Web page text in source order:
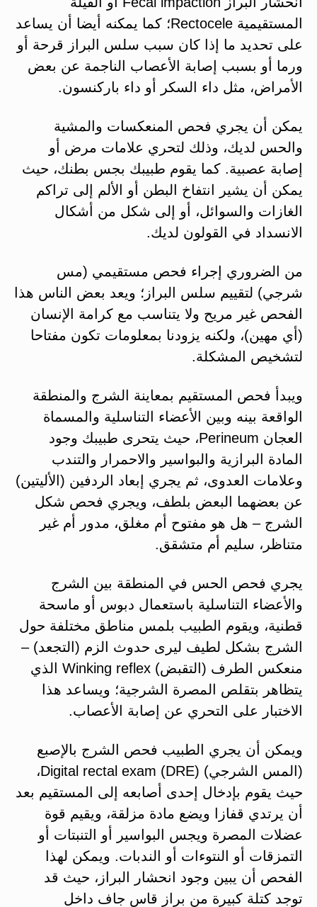
المستقيمية Rectocele؛ كما يمكنه أيضا أن يساعد
على تحديد ما إذا كان سبب سلس البراز قرحة أو
ورما أو بسبب إصابة الأعصاب الناجمة عن بعض
الأمراض، مثل داء السكر أو داء باركنسون.
يمكن أن يجري فحص المنعكسات والمشية
والحس لديك، وذلك لتحري علامات مرض أو
إصابة عصبية. كما يقوم طبيبك بجس بطنك، حيث
يمكن أن يشير انتفاخ البطن أو الألم إلى تراكم
الغازات والسوائل، أو إلى شكل من أشكال
الانسداد في القولون لديك.
من الضروري إجراء فحص مستقيمي (مس
شرجي) لتقييم سلس البراز؛ ويعد بعض الناس هذا
الفحص غير مريح ولا يتناسب مع كرامة الإنسان
(أي مهين)، ولكنه يزودنا بمعلومات تكون مفتاحا
لتشخيص المشكلة.
ويبدأ فحص المستقيم بمعاينة الشرج والمنطقة
الواقعة بينه وبين الأعضاء التناسلية والمسماة
العجان Perineum، حيث يتحرى طبيبك وجود
المادة البرازية والبواسير والاحمرار والتندب
وعلامات العدوى، ثم يجري إبعاد الردفين (الأليتين)
عن بعضهما البعض بلطف، ويجري فحص شكل
الشرج – هل هو مفتوح أم مغلق، مدور أم غير
متناظر، سليم أم متشقق.
يجري فحص الحس في المنطقة بين الشرج
والأعضاء التناسلية باستعمال دبوس أو ماسحة
قطنية، ويقوم الطبيب بلمس مناطق مختلفة حول
الشرج بشكل لطيف ليرى حدوث الزم (التجعد) –
منعكس الطرف (التقبض) Winking reflex الذي
يتظاهر بتقلص المصرة الشرجية؛ ويساعد هذا
الاختبار على التحري عن إصابة الأعصاب.
ويمكن أن يجري الطبيب فحص الشرج بالإصبع
(المس الشرجي) Digital rectal exam (DRE)،
حيث يقوم بإدخال إحدى أصابعه إلى المستقيم بعد
أن يرتدي قفازا ويضع مادة مزلقة، ويقيم قوة
عضلات المصرة ويجس البواسير أو التنبتات أو
التمزقات أو النتوءات أو الندبات. ويمكن لهذا
الفحص أن يبين وجود انحشار البراز، حيث قد
توجد كتلة كبيرة من براز قاس جاف داخل